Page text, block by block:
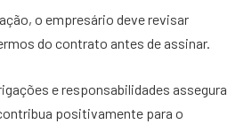
o empresário deve revisar
do contrato antes de assinar.
e responsabilidades assegura
positivamente para o